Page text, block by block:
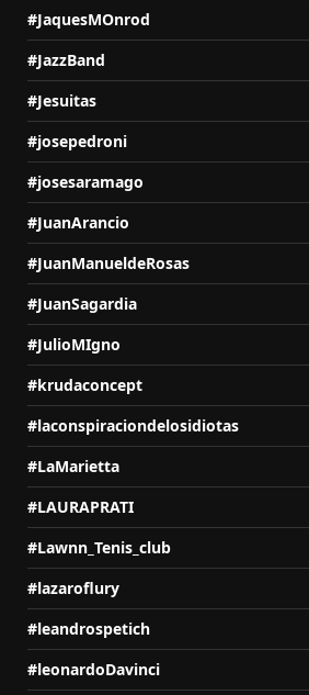
#JaquesMOnrod
#JazzBand
#Jesuitas
#josepedroni
#josesaramago
#JuanArancio
#JuanManueldeRosas
#JuanSagardia
#JulioMIgno
#krudaconcept
#laconspiraciondelosidiotas
#LaMarietta
#LAURAPRATI
#Lawnn_Tenis_club
#lazaroflury
#leandrospetich
#leonardoDavinci